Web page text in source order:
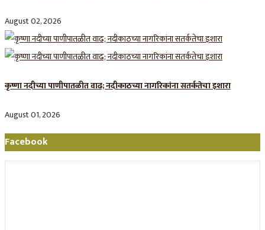
August 02, 2026
कृष्णा नदीच्या पाणीपातळीत वाढ; नदीकाठच्या नागरिकांना सतर्कतेचा इशारा
August 01, 2026
Facebook